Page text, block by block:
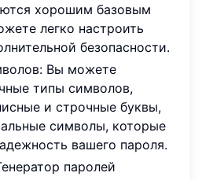
хорошим базовым
легко настроить
безопасности.
Вы можете
типы символов,
и строчные буквы,
символы, которые
вашего пароля.
паролей